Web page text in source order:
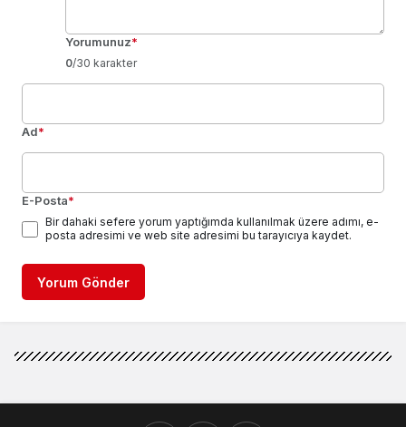
Yorumunuz*
0/30 karakter
Ad*
E-Posta*
Bir dahaki sefere yorum yaptığımda kullanılmak üzere adımı, e-
posta adresimi ve web site adresimi bu tarayıcıya kaydet.
Yorum Gönder